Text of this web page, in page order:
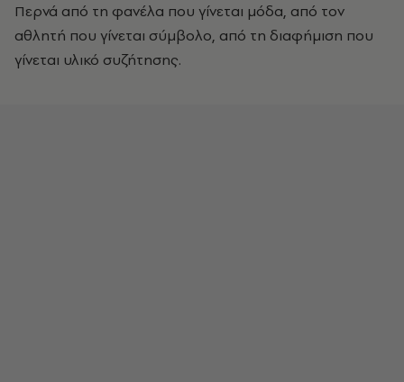
Περνά από τη φανέλα που γίνεται μόδα, από τον
αθλητή που γίνεται σύμβολο, από τη διαφήμιση που
γίνεται υλικό συζήτησης.